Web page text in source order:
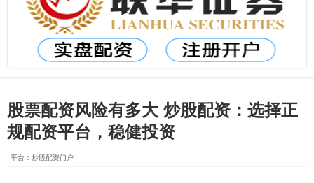
股票配资风险有多大 炒股配资：选择正
规配资平台，稳健投资
平台：炒股配资门户